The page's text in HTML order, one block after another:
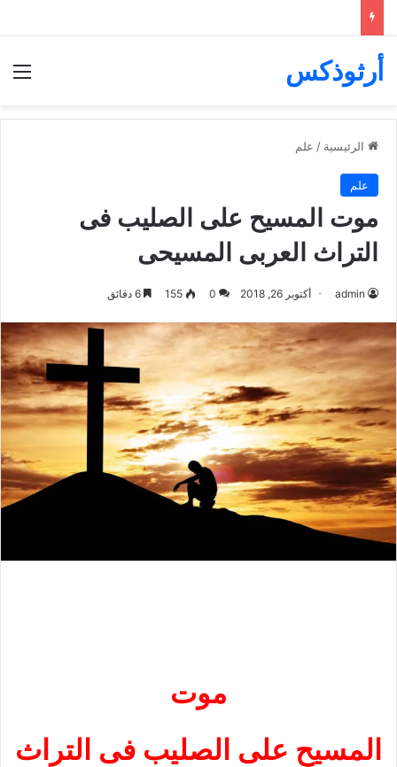
أرثوذكس
الرئيسية / علم
علم
موت المسيح على الصليب فى
التراث العربى المسيحى
admin أكتوبر 26, 2018 0
155
موت
المسيح على الصليب فى التراث